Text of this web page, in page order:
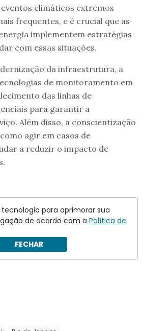
climáticos extremos
frequentes, e é crucial que as
implementem estratégias
com essas situações.
da infraestrutura, a
de monitoramento em
das linhas de
para garantir a
Além disso, a conscientização
agir em casos de
a reduzir o impacto de
para aprimorar sua
de acordo com a Política de
FECHAR